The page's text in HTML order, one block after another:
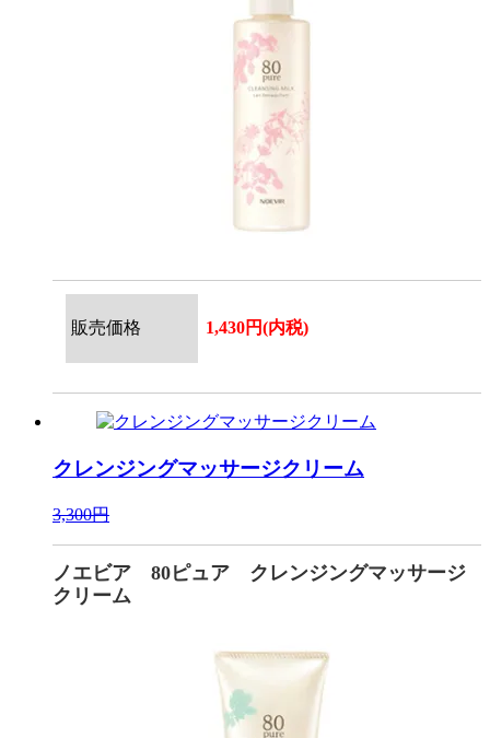
販売価格 1,430円(内税)
クレンジングマッサージクリーム
3,300円
ノエビア 80ピュア クレンジングマッサージ
クリーム